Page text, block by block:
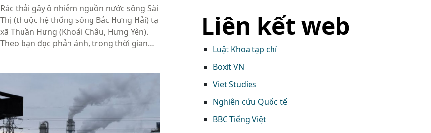
Rác thải gây ô nhiễm nguồn nước sông Sài
Thị (thuộc hệ thống sông Bắc Hưng Hải) tại
xã Thuần Hưng (Khoái Châu, Hưng Yên).
Theo bạn đọc phản ánh, trong thời gian
Liên kết web
Luật Khoa tạp chí
Boxit VN
Viet Studies
Nghiên cứu Quốc tế
BBC Tiếng Việt